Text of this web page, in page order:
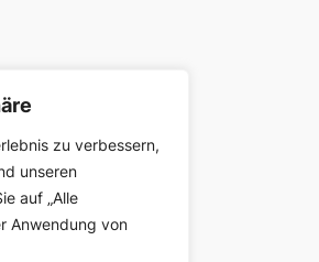
zu verbessern,
unseren
auf „Alle
Anwendung von